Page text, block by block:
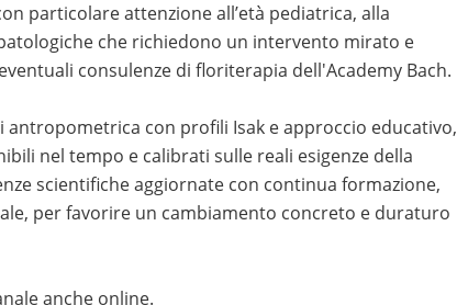
particolare attenzione all’età pediatrica, alla
che richiedono un intervento mirato e
consulenze di floriterapia dell'Academy Bach.
con profili Isak e approccio educativo,
nel tempo e calibrati sulle reali esigenze della
scientifiche aggiornate con continua formazione,
per favorire un cambiamento concreto e duraturo
anche online.